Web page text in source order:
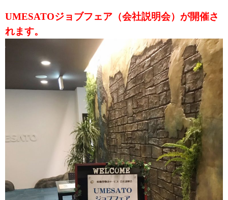
UMESATOジョブフェア（会社説明会）が開催さ
れます。